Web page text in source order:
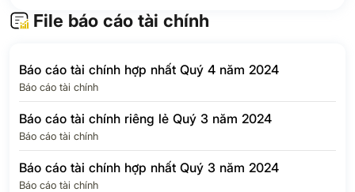
nhập doanh nghiệp
Lợi ích của cổ
Lợi nhuận của Cổ
đông của Công ty
mẹ
EPS Quý 138
File báo cáo tài chính
Báo cáo tài chính hợp nhất Quý 4 năm 2024
Báo cáo tài chính
Báo cáo tài chính riêng lẻ Quý 3 năm 2024
Báo cáo tài chính
Báo cáo tài chính hợp nhất Quý 3 năm 2024
Báo cáo tài chính